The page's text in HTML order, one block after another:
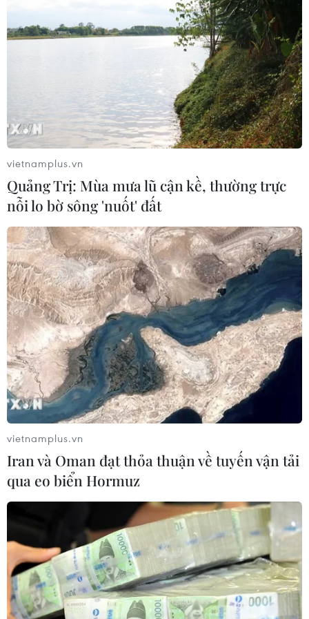
Đánh bom liều chết tại Pakistan, ít
nhất 7 người thiệt mạng
Xem thêm
CƠ QUAN CHỦ QUẢN: THÔNG TẤN XÃ VIỆT NAM
Tổng Biên tập: TRẦN TIẾN DUẨN
Phó Tổng Biên tập: NGUYỄN THỊ TÁM, KHÚC THANH
THỦY
Sở hữu trí tuệ
Quy định sử dụng
RSS
Hỗ trợ
Ngôn ngữ
TTXVN
Dịch vụ tin
Quảng cáo
Liên hệ
Giấy phép số: 1374/GP-BTTTT do Bộ Thông tin và Truyền thông
Quảng cáo: Phó TBT Nguyễn Thị Tám: 093.5958688, Email:
tamvna@gmail.com
Điện thoại: (024) 39411349 - (024) 39411348, Fax: (024)
39411348
Email:vietnamplus2008@gmail.com
vietnamplus.vn
Quảng Trị: Mùa mưa lũ cận kề, thường trực
nỗi lo bờ sông 'nuốt' đất
vietnamplus.vn
Iran và Oman đạt thỏa thuận về tuyến vận tải
qua eo biển Hormuz